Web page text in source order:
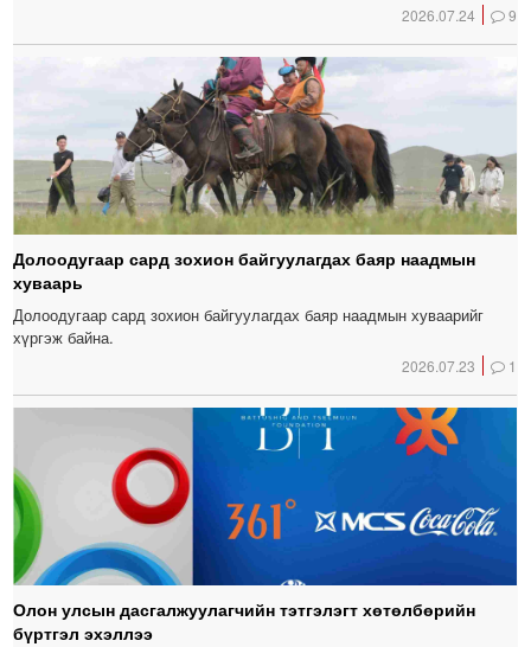
2026.07.24 9
Долоодугаар сард зохион байгуулагдах баяр наадмын
хуваарь
Долоодугаар сард зохион байгуулагдах баяр наадмын хуваарийг
хүргэж байна.
2026.07.23 1
Олон улсын дасгалжуулагчийн тэтгэлэгт хөтөлбөрийн
бүртгэл эхэллээ